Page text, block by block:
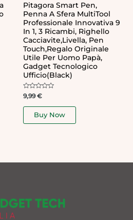
Pitagora Smart Pen,
Penna A Sfera MultiTool
Professionale Innovativa 9
In 1, 3 Ricambi, Righello
Cacciavite,Livella, Pen
Touch,Regalo Originale
Utile Per Uomo Papà,
Gadget Tecnologico
Ufficio(Black)
Rated
0
out
9,99€
Buy Now